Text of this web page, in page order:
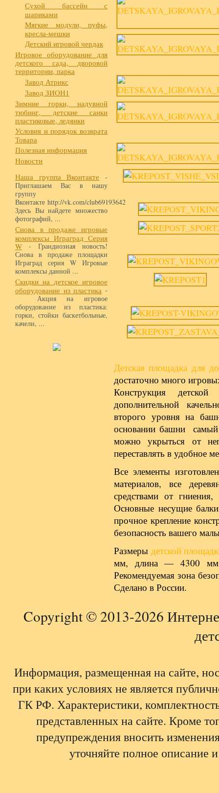
Сухой бассейн с
шариками
Мягкие модули, пуфы,
кресла-мешки
Детский игровой чердак
Игровое оборудование для
детского сада, дворовой
территории, парка
Завод Атрикс
Завод ЗИОН1
Зимние горки, надувной
тюбинг, детские санки
пластиковые, ледянки
Условия и порядок возврата
Товара
Полезная информация
Новости
Наша группа Вконтакте -
Приглашаем Вас в нашу
группу
Вконтакте http://vk.com/club69193642
Здесь Вы найдете множество
фотографий, ...
Снова в продаже игровые
комплексы Играград Серия
W - Грандиозная новость!
Снова в продаже площадки
Играград серия W Игровые
комплексы данной ...
Скидки на детское игровое
оборудование из пластика -
Акция на игровое
оборудование из пластика:
горки, стойки баскетбольные,
качели, ...
Детская площадка для
достаточно много
Конструкция
дополнительной
второго уровня на
основании башни
можно укрыться от
переставлять в удобное
Все элементы
материалов, все
средствами от
Основные несущие
прочное крепление
безопасность вашего
Размеры детской
мм, длина — 4300
Рекомендуемая зона
Сделано в России.
Copyright © 2013-2026
Информация, размещенная на сайте,
при каких условиях не является
ГК РФ. Характеристики,
представленных на сайте. Кроме
предупреждения вносить
уточняйте полное описание